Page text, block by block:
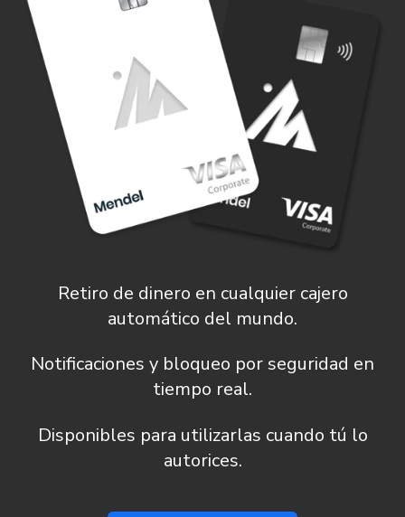
Retiro de dinero en cualquier cajero
automático del mundo.
Notificaciones y bloqueo por seguridad en
tiempo real.
Disponibles para utilizarlas cuando tú lo
autorices.